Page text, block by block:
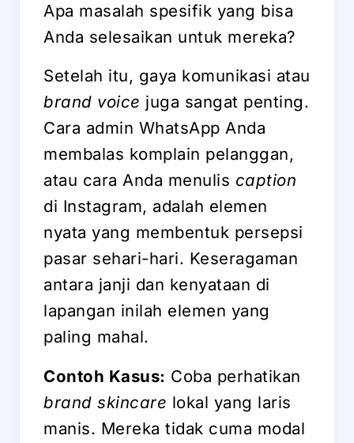
Apa masalah spesifik yang bisa
Anda selesaikan untuk mereka?
Setelah itu, gaya komunikasi atau
brand voice juga sangat penting.
Cara admin WhatsApp Anda
membalas komplain pelanggan,
atau cara Anda menulis caption
di Instagram, adalah elemen
nyata yang membentuk persepsi
pasar sehari-hari. Keseragaman
antara janji dan kenyataan di
lapangan inilah elemen yang
paling mahal.
Contoh Kasus: Coba perhatikan
brand skincare lokal yang laris
manis. Mereka tidak cuma modal